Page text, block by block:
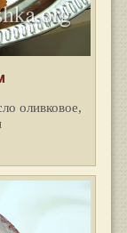
оливковое,